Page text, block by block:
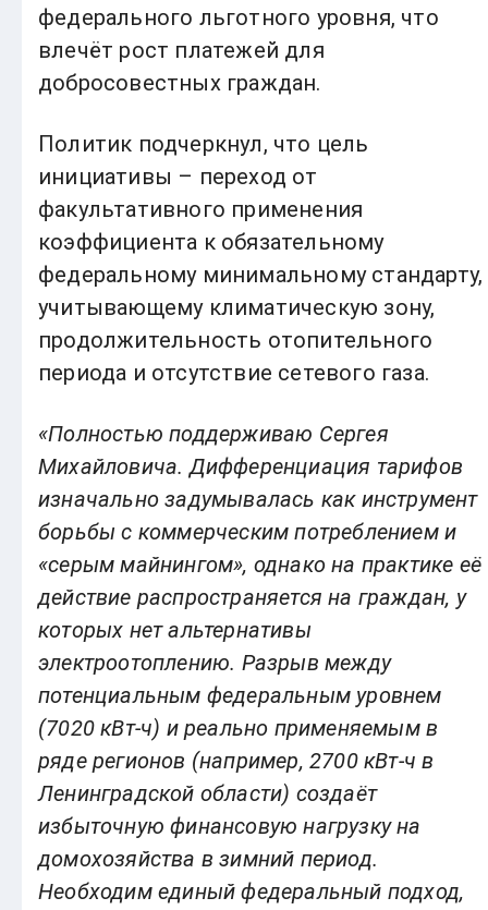
федерального льготного уровня, что
влечёт рост платежей для
добросовестных граждан.
Политик подчеркнул, что цель
инициативы – переход от
факультативного применения
коэффициента к обязательному
федеральному минимальному стандарту,
учитывающему климатическую зону,
продолжительность отопительного
периода и отсутствие сетевого газа.
«Полностью поддерживаю Сергея
Михайловича. Дифференциация тарифов
изначально задумывалась как инструмент
борьбы с коммерческим потреблением и
«серым майнингом», однако на практике её
действие распространяется на граждан, у
которых нет альтернативы
электроотоплению. Разрыв между
потенциальным федеральным уровнем
(7020 кВт-ч) и реально применяемым в
ряде регионов (например, 2700 кВт-ч в
Ленинградской области) создаёт
избыточную финансовую нагрузку на
домохозяйства в зимний период.
Необходим единый федеральный подход,